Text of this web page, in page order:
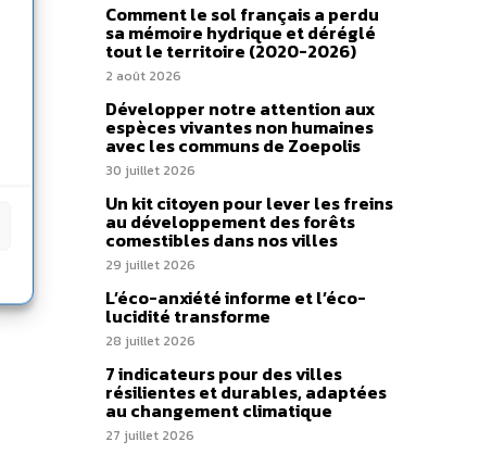
Comment le sol français a perdu
sa mémoire hydrique et déréglé
tout le territoire (2020-2026)
2 août 2026
Développer notre attention aux
espèces vivantes non humaines
avec les communs de Zoepolis
30 juillet 2026
Un kit citoyen pour lever les freins
au développement des forêts
comestibles dans nos villes
29 juillet 2026
L’éco-anxiété informe et l’éco-
lucidité transforme
28 juillet 2026
7 indicateurs pour des villes
résilientes et durables, adaptées
au changement climatique
27 juillet 2026